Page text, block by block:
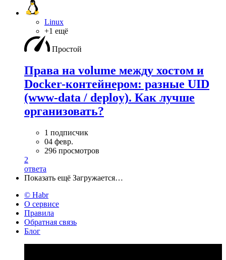
Linux
+1 ещё
Простой
Права на volume между хостом и
Docker-контейнером: разные UID
(www-data / deploy). Как лучше
организовать?
1 подписчик
04 февр.
296 просмотров
2
ответа
Показать ещё Загружается…
© Habr
О сервисе
Правила
Обратная связь
Блог